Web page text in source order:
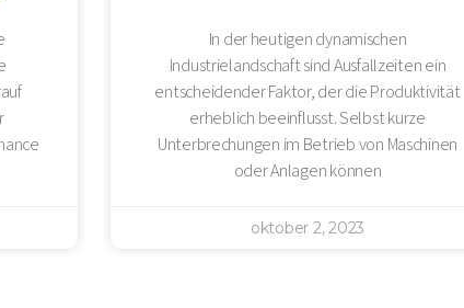
In der heutigen dynamischen
Industrielandschaft sind Ausfallzeiten ein
entscheidender Faktor, der die Produktivität
erheblich beeinflusst. Selbst kurze
Unterbrechungen im Betrieb von Maschinen
oder Anlagen können
oktober 2, 2023